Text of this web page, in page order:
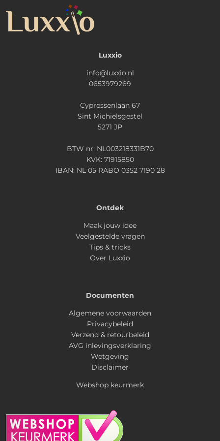
Luxxio
info@luxxio.nl
0653979269
Cypressenlaan 67
Sint Michielsgestel
5271 JP
BTW nr: NL003218331B70
KVK: 71915850
IBAN: NL 05 RABO 0352 7190 28
Ontdek
Maak jouw idee
Veelgestelde vragen
Tips & tricks
Over Luxxio
Documenten
Algemene voorwaarden
Privacybeleid
Verzend & retourbeleid
AVG inlevingsverklaring
Wetgeving
Disclaimer
Webshop keurmerk